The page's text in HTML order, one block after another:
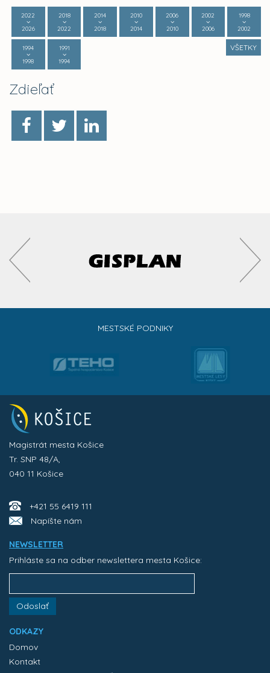
2022
2026
2018
2022
2014
2018
2010
2014
2006
2010
2002
2006
1998
2002
1994
1998
1991
1994
VŠETKY
Zdieľať
MESTSKÉ PODNIKY
Magistrát mesta Košice
Tr. SNP 48/A,
040 11 Košice
+421 55 6419 111
Napíšte nám
NEWSLETTER
Prihláste sa na odber newslettera mesta Košice:
Odoslať
ODKAZY
Domov
Kontakt